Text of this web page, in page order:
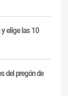
elige las 10
del pregón de